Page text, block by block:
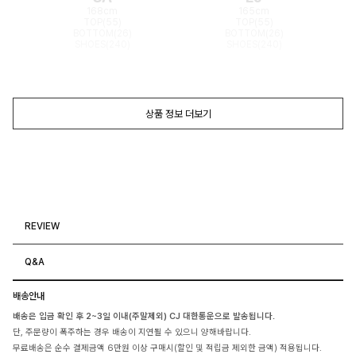
상품 정보 더보기
REVIEW
Q&A
배송안내
배송은 입금 확인 후 2~3일 이내(주말제외) CJ 대한통운으로 발송됩니다.
단, 주문량이 폭주하는 경우 배송이 지연될 수 있으니 양해바랍니다.
무료배송은 순수 결제금액 6만원 이상 구매시(할인 및 적립금 제외한 금액) 적용됩니다.